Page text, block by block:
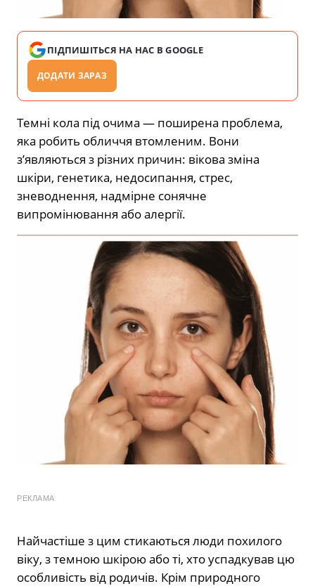
ПІДПИШІТЬСЯ НА НАС В GOOGLE
ДОДАТИ ЗАРАЗ
Темні кола під очима — поширена проблема,
яка робить обличчя втомленим. Вони
з’являються з різних причин: вікова зміна
шкіри, генетика, недосипання, стрес,
зневоднення, надмірне сонячне
випромінювання або алергії.
РЕКЛАМА
Найчастіше з цим стикаються люди похилого
віку, з темною шкірою або ті, хто успадкував цю
особливість від родичів. Крім природного